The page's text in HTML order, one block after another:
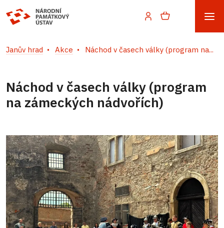
Janův hrad Akce Náchod v časech války (program na...
Náchod v časech války (program
na zámeckých nádvořích)